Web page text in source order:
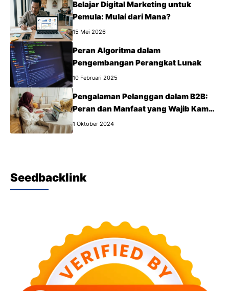
Belajar Digital Marketing untuk
Pemula: Mulai dari Mana?
15 Mei 2026
Peran Algoritma dalam
Pengembangan Perangkat Lunak
10 Februari 2025
Pengalaman Pelanggan dalam B2B:
Peran dan Manfaat yang Wajib Kamu
Tahu
1 Oktober 2024
Seedbacklink